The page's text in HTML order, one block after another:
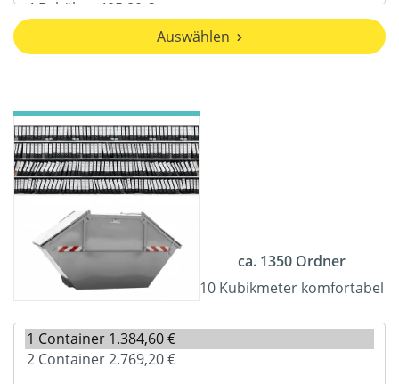
Auswählen
ca. 1350 Ordner
10 Kubikmeter komfortabel